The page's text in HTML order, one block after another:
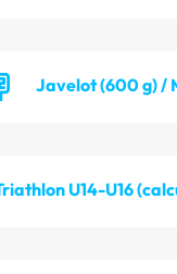
Javelot (600 g) /
U14-U16